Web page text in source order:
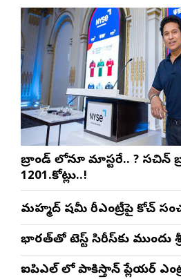
బ్రాండ్ లోనూ మాస్టరే.. ? సచిన్
1201.కోట్లు..!
మహ్మద్ షమీ రీఎంట్రీపై కోచ్
భారత్‌తో టెస్ట్ సిరీస్‌కు ముందు
ఐపిఎల్ లో పాకిస్తాన్ ప్లేయర్